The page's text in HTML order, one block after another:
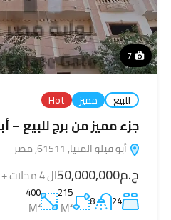
7
للبيع مميز Hot
جزء مميز من برج للبيع –
أبو فيلو المنيا, 61511, مصر
ج.م50,000,000 ال 4 محلات + 8 شقق
24
8
215
M²
400
M²